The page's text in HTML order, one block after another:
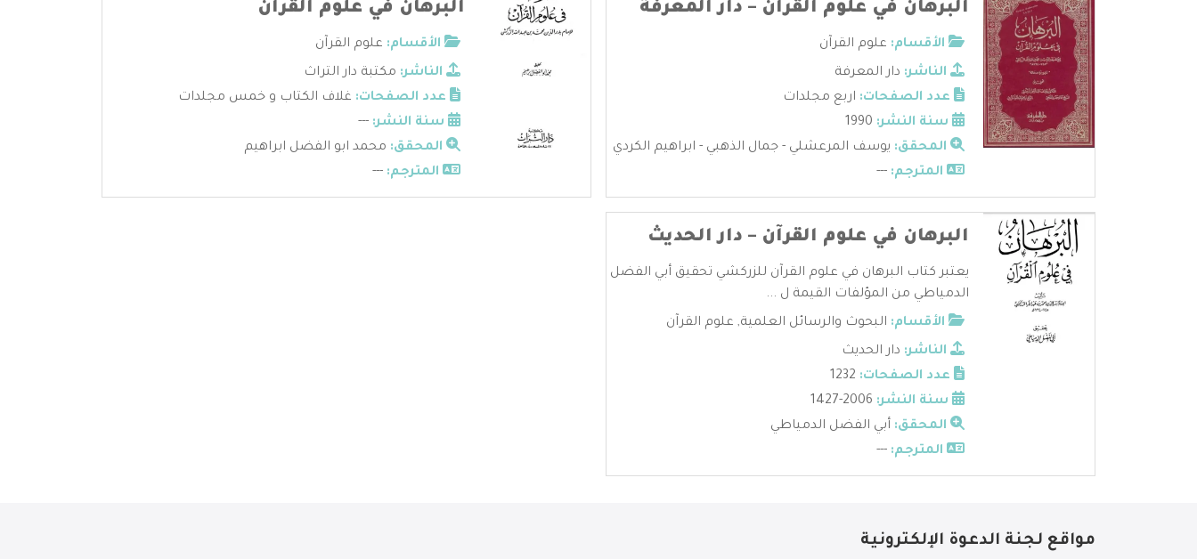
البرهان في علوم القرآن – دار المعرفة
الأقسام: علوم القرآن
الناشر: دار المعرفة
عدد الصفحات: اربع مجلدات
سنة النشر:
المحقق: يوسف المرعشلي - جمال الذهبي - ابراهيم الكردي
المترجم: ---
البرهان في علوم القرآن
الأقسام: علوم القرآن
الناشر: مكتبة دار التراث
عدد الصفحات: غلاف الكتاب و خمس مجلدات
سنة النشر: ---
المحقق: محمد ابو الفضل ابراهيم
المترجم: ---
البرهان في علوم القرآن – دار الحديث
يعتبر كتاب البرهان في علوم القرآن للزركشي تحقيق أبي الفضل
الدمياطي من المؤلفات القيمة ل ...
الأقسام: البحوث والرسائل العلمية, علوم القرآن
الناشر: دار الحديث
عدد الصفحات:
سنة النشر:
المحقق: أبي الفضل الدمياطي
المترجم: ---
مواقع لجنة الدعوة الإلكترونية